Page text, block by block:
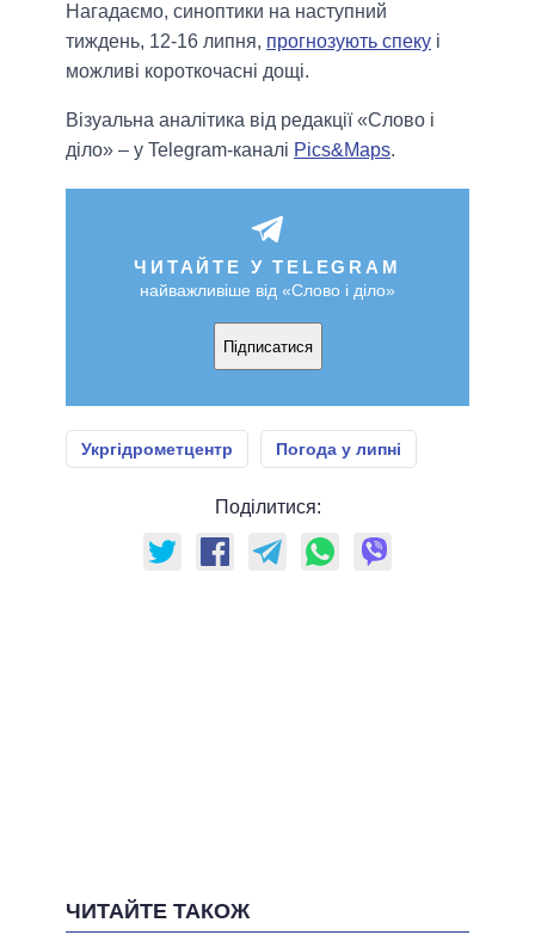
Нагадаємо, синоптики на наступний
тиждень, 12-16 липня, прогнозують спеку і
можливі короткочасні дощі.
Візуальна аналітика від редакції «Слово і
діло» – у Telegram-каналі Pics&Maps.
ЧИТАЙТЕ У TELEGRAM
найважливіше від «Слово і діло»
Підписатися
Укргідрометцентр Погода у липні
Поділитися:
ЧИТАЙТЕ ТАКОЖ